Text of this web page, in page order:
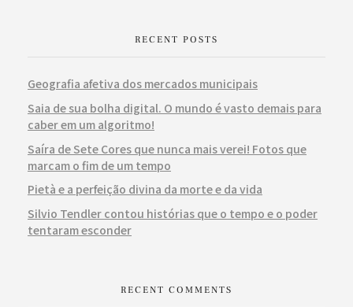
RECENT POSTS
Geografia afetiva dos mercados municipais
Saia de sua bolha digital. O mundo é vasto demais para
caber em um algoritmo!
Saíra de Sete Cores que nunca mais verei! Fotos que
marcam o fim de um tempo
Pietà e a perfeição divina da morte e da vida
Silvio Tendler contou histórias que o tempo e o poder
tentaram esconder
RECENT COMMENTS